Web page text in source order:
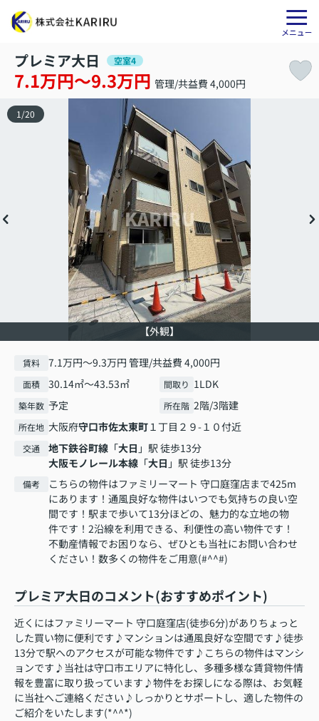
プレミア大日 空室4
7.1万円～9.3万円 管理/共益費 4,000円
【外観】
1 /20
賃料 7.1万円～9.3万円 管理/共益費 4,000円
面積 30.14㎡～43.53㎡ 間取り 1LDK
築年数 予定 所在階 2階/3階建
所在地 大阪府守口市佐太東町１丁目２９-１０付近
交通 地下鉄谷町線 「大日 」駅 徒歩13分
大阪モノレール本線 「大日 」駅 徒歩13分
備考
こちらの物件はファミリーマート 守口庭窪店まで425m
にあります！通風良好な物件はいつでも気持ちの良い空
間です！駅まで歩いて13分ほどの、魅力的な立地の物
件です！2沿線を利用できる、利便性の高い物件です！
不動産情報でお困りなら、ぜひとも当社にお問い合わせ
ください！数多くの物件をご用意(#^^#)
プレミア大日のコメント(おすすめポイント)
近くにはファミリーマート 守口庭窪店(徒歩6分)がありちょっと
した買い物に便利です♪マンションは通風良好な空間です♪徒歩
13分で駅へのアクセスが可能な物件です♪こちらの物件はマンシ
ョンです♪当社は守口市エリアに特化し、多種多様な賃貸物件情
報を豊富に取り扱っています♪物件をお探しになる際は、お気軽
に当社へご連絡ください♪しっかりとサポートし、適した物件の
ご紹介をいたします(*^^*)